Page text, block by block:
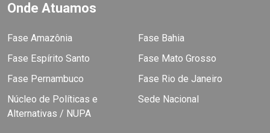
Onde Atuamos
Fase Amazônia
Fase Bahia
Fase Espírito Santo
Fase Mato Grosso
Fase Pernambuco
Fase Rio de Janeiro
Núcleo de Políticas e
Alternativas / NUPA
Sede Nacional